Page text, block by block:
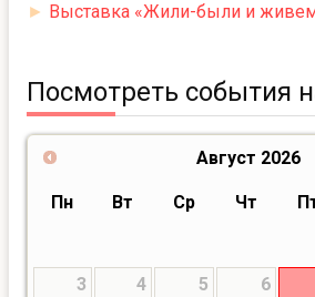
► Выставка «Жили-были и
Посмотреть события
Август 2026
Пн Вт Ср Чт
3
4 5 6